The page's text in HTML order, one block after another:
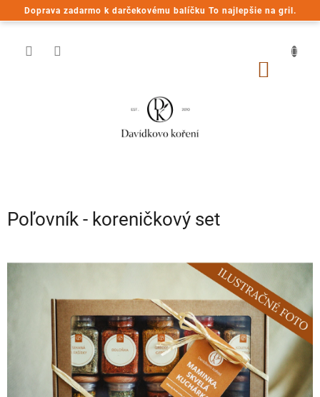
Doprava zadarmo k darčekovému balíčku To najlepšie na gril.
Prejsť
na
Poľovník - koreničkový set